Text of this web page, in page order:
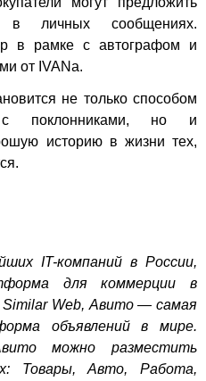
в личных сообщениях.
в рамке с автографом и
от IVANa.
не только способом
с поклонниками, но и
историю в жизни тех,
IT-компаний в России,
для коммерции в
Similar Web, Авито — самая
объявлений в мире.
можно разместить
Товары, Авто, Работа,